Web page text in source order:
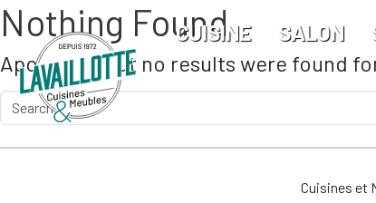
Skip to main content
CUISINE SALON
Nothing Found
Apologies, but no results were found
Cuisines et